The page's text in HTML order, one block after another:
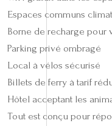
Espaces communs
Borne de recharge pour
Parking privé ombragé
Local à vélos sécurisé
Billets de ferry à tarif
Hôtel acceptant les
Tout est conçu pour